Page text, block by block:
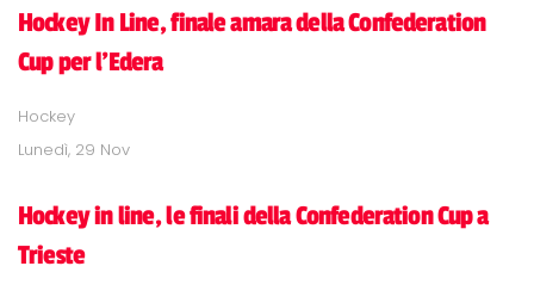
Hockey In Line, finale amara della Confederation
Cup per l'Edera
Hockey
Lunedì, 29 Nov
Hockey in line, le finali della Confederation Cup a
Trieste